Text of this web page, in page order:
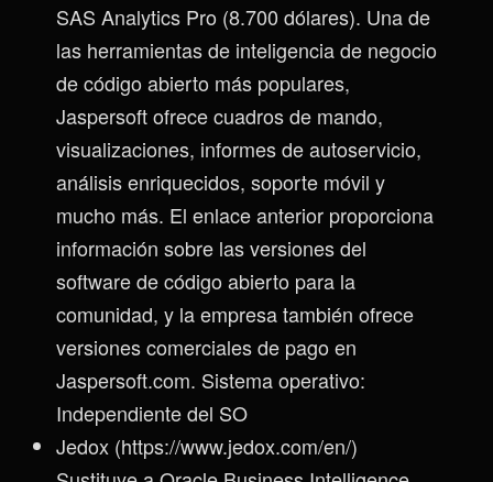
SAS Analytics Pro (8.700 dólares). Una de
las herramientas de inteligencia de negocio
de código abierto más populares,
Jaspersoft ofrece cuadros de mando,
visualizaciones, informes de autoservicio,
análisis enriquecidos, soporte móvil y
mucho más. El enlace anterior proporciona
información sobre las versiones del
software de código abierto para la
comunidad, y la empresa también ofrece
versiones comerciales de pago en
Jaspersoft.com. Sistema operativo:
Independiente del SO
Jedox (https://www.jedox.com/en/)